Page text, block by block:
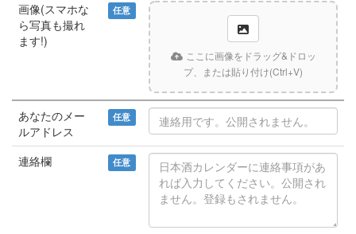
画像(スマホな
ら写真も撮れ
ます!)
任意
ここに画像をドラッグ&ドロッ
プ、または貼り付け(Ctrl+V)
あなたのメー
ルアドレス
任意
連絡欄 任意